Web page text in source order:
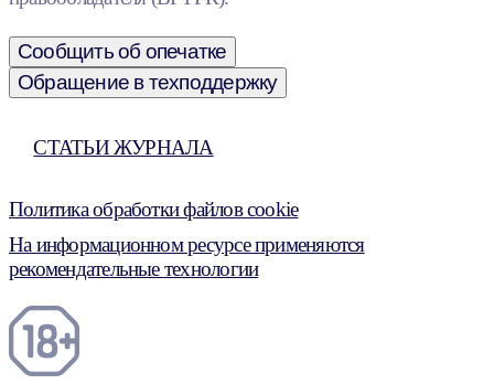
Сообщить об опечатке
Обращение в техподдержку
СТАТЬИ ЖУРНАЛА
Политика обработки файлов cookie
На информационном ресурсе применяются
рекомендательные технологии